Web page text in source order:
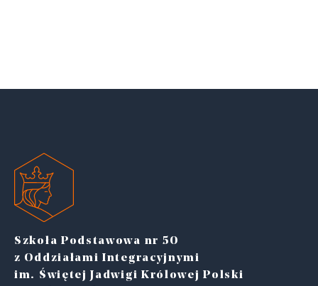
Szkoła Podstawowa nr 50
z Oddziałami Integracyjnymi
im. Świętej Jadwigi Królowej Polski